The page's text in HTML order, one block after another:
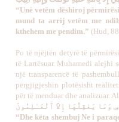
“Unë vetëm dëshiroj
mund ta arrij vetëm me
kthehem me pendim.” (Hud,
Po të njëjtën detyrë të
të Lartësuar. Muhamedi alejhi
një transparencë të
përgjigjeshin plotësisht
për të menduar dhe analizuar.
وَمَا يَعْقِلُهَا إِلاَّ ٱلْعَـٰلِمُونَ
“Dhe këta shembuj Ne i